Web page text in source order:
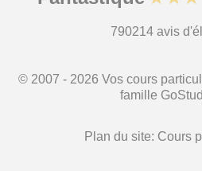
790214 avis
© 2007 - 2026 Vos cours
famille
Plan du site: Cours